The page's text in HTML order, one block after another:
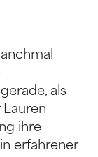
als
ihre
erfahrener